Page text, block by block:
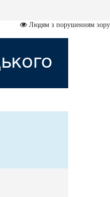
Людям з порушенням зору